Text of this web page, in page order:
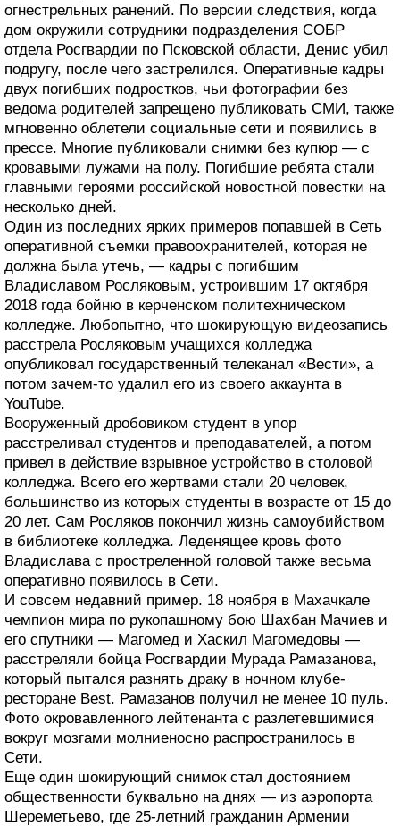
огнестрельных ранений. По версии следствия, когда
дом окружили сотрудники подразделения СОБР
отдела Росгвардии по Псковской области, Денис убил
подругу, после чего застрелился. Оперативные кадры
двух погибших подростков, чьи фотографии без
ведома родителей запрещено публиковать СМИ, также
мгновенно облетели социальные сети и появились в
прессе. Многие публиковали снимки без купюр — с
кровавыми лужами на полу. Погибшие ребята стали
главными героями российской новостной повестки на
несколько дней.
Один из последних ярких примеров попавшей в Сеть
оперативной съемки правоохранителей, которая не
должна была утечь, — кадры с погибшим
Владиславом Росляковым, устроившим 17 октября
2018 года бойню в керченском политехническом
колледже. Любопытно, что шокирующую видеозапись
расстрела Росляковым учащихся колледжа
опубликовал государственный телеканал «Вести», а
потом зачем-то удалил его из своего аккаунта в
YouTube.
Вооруженный дробовиком студент в упор
расстреливал студентов и преподавателей, а потом
привел в действие взрывное устройство в столовой
колледжа. Всего его жертвами стали 20 человек,
большинство из которых студенты в возрасте от 15 до
20 лет. Сам Росляков покончил жизнь самоубийством
в библиотеке колледжа. Леденящее кровь фото
Владислава с простреленной головой также весьма
оперативно появилось в Сети.
И совсем недавний пример. 18 ноября в Махачкале
чемпион мира по рукопашному бою Шахбан Мачиев и
его спутники — Магомед и Хаскил Магомедовы —
расстреляли бойца Росгвардии Мурада Рамазанова,
который пытался разнять драку в ночном клубе-
ресторане Best. Рамазанов получил не менее 10 пуль.
Фото окровавленного лейтенанта с разлетевшимися
вокруг мозгами молниеносно распространилось в
Сети.
Еще один шокирующий снимок стал достоянием
общественности буквально на днях — из аэропорта
Шереметьево, где 25-летний гражданин Армении